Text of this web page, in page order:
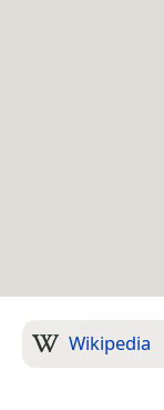
Wikipedia